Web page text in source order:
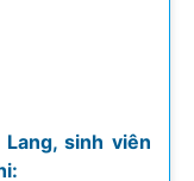
sinh viên